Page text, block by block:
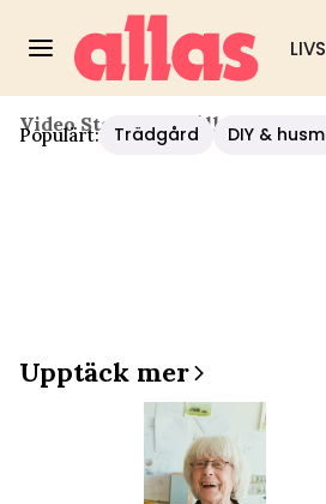
Populärt: Trädgård DIY &
Video Start / Hushåll/diy/Så
Upptäck mer